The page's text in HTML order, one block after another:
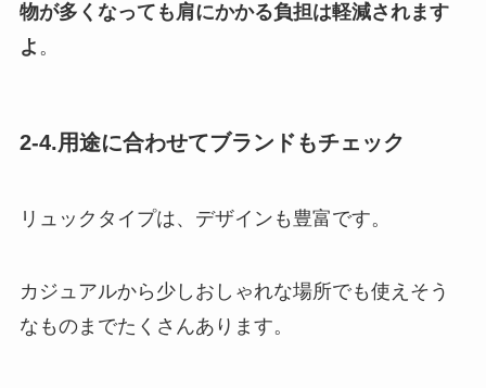
物が多くなっても肩にかかる負担は軽減されます
よ 。
2-4.用途に合わせてブランドもチェック
リュックタイプは、デザインも豊富です。
カジュアルから少しおしゃれな場所でも使えそう
なものまでたくさんあります。